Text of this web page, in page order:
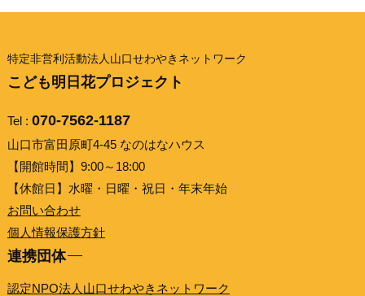
特定非営利活動法人山口せわやきネットワーク
こども明日花プロジェクト
Tel : 070-7562-1187
山口市富田原町4-45 なのはなハウス
【開館時間】9:00～18:00
【休館日】水曜・日曜・祝日・年末年始
お問い合わせ
個人情報保護方針
連携団体
認定NPO法人山口せわやきネットワーク